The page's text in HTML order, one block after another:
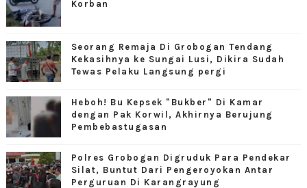
Korban
Seorang Remaja Di Grobogan Tendang
Kekasihnya ke Sungai Lusi, Dikira Sudah
Tewas Pelaku Langsung pergi
Heboh! Bu Kepsek "Bukber" Di Kamar
dengan Pak Korwil, Akhirnya Berujung
Pembebastugasan
Polres Grobogan Digruduk Para Pendekar
Silat, Buntut Dari Pengeroyokan Antar
Perguruan Di Karangrayung